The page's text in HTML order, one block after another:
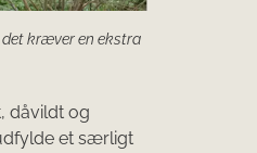
kræver en ekstra
dåvildt og
et særligt